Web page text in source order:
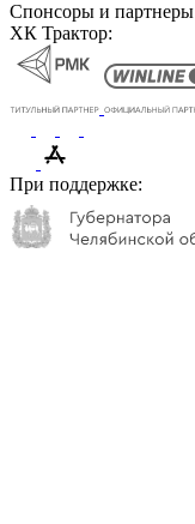
Спонсоры и партнеры
ХК Трактор:
При поддержке: